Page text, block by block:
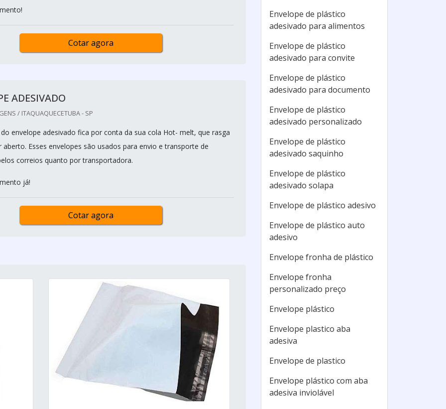
Cotar agora
ADESIVADO
/ ITAQUAQUECETUBA - SP
envelope adesivado fica por conta da sua cola Hot- melt, que rasga
Esses envelopes são usados para envio e transporte de
correios quanto por transportadora.
já!
Cotar agora
Envelope de plástico
adesivado para alimentos
Envelope de plástico
adesivado para convite
Envelope de plástico
adesivado para documento
Envelope de plástico
adesivado personalizado
Envelope de plástico
adesivado saquinho
Envelope de plástico
adesivado solapa
Envelope de plástico adesivo
Envelope de plástico auto
adesivo
Envelope fronha de plástico
Envelope fronha
personalizado preço
Envelope plástico
Envelope plastico aba
adesiva
Envelope de plastico
Envelope plástico com aba
adesiva inviolável